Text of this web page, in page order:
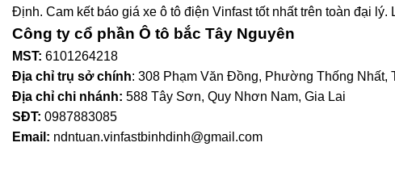
Định. Cam kết báo giá xe ô tô điện Vinfast tốt nhất trên toàn đại lý.
Công ty cổ phần Ô tô bắc Tây Nguyên
MST: 6101264218
Địa chỉ trụ sở chính: 308 Phạm Văn Đồng, Phường Thống Nhất,
Địa chỉ chi nhánh: 588 Tây Sơn, Quy Nhơn Nam, Gia Lai
SĐT: 0987883085
Email: ndntuan.vinfastbinhdinh@gmail.com